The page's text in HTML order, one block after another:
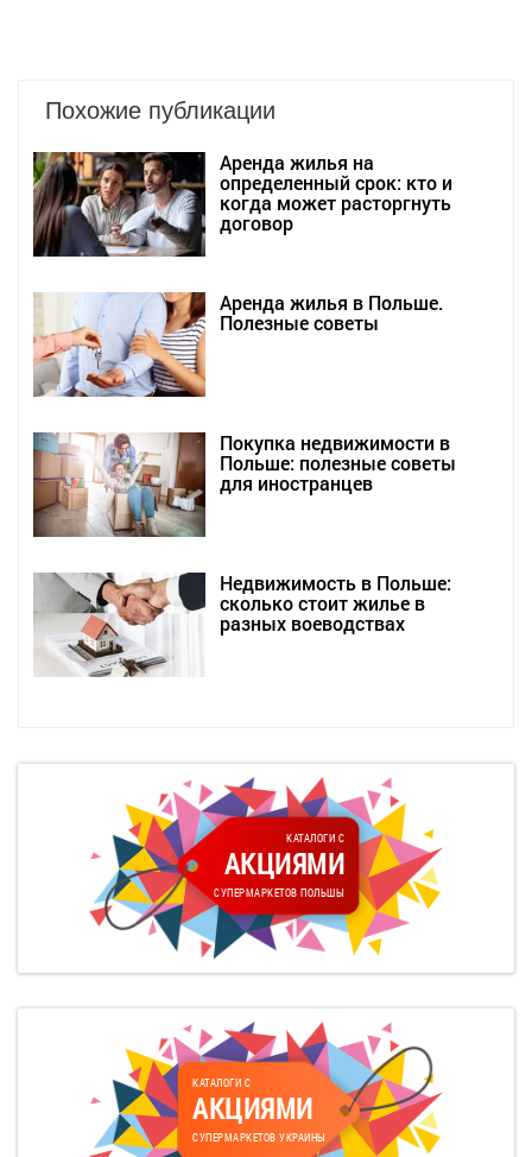
Похожие публикации
Аренда жилья на
определенный срок: кто и
когда может расторгнуть
договор
Аренда жилья в Польше.
Полезные советы
Покупка недвижимости в
Польше: полезные советы
для иностранцев
Недвижимость в Польше:
сколько стоит жилье в
разных воеводствах
КАТАЛОГИ С
АКЦИЯМИ
СУПЕРМАРКЕТОВ ПОЛЬШЫ
КАТАЛОГИ С
АКЦИЯМИ
СУПЕРМАРКЕТОВ УКРАИНЫ